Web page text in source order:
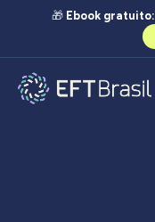
🎁 Ebook gratuito: